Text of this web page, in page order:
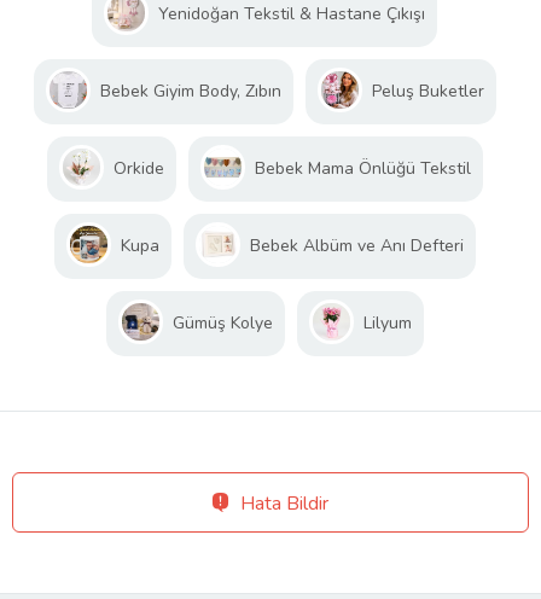
Yenidoğan Tekstil & Hastane Çıkışı
Bebek Giyim Body, Zıbın Peluş Buketler
Orkide Bebek Mama Önlüğü Tekstil
Kupa Bebek Albüm ve Anı Defteri
Gümüş Kolye Lilyum
Hata Bildir